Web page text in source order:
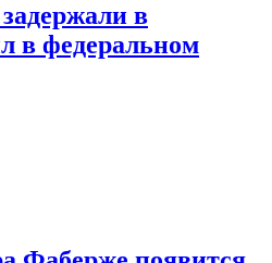
в
в федеральном